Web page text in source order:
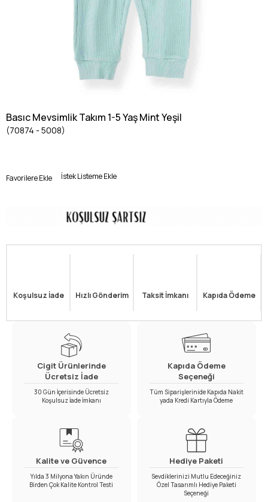
Basıc Mevsimlik Takım 1-5 Yaş Mint Yeşil
(70874 - 5008)
Favorilere Ekle İstek Listeme Ekle
Koşulsuz İade Hızlı Gönderim Taksit İmkanı Kapıda Ödeme
Cigit Ürünlerinde
Ücretsiz İade
30 Gün İçerisinde Ücretsiz
Koşulsuz İade İmkanı
Kapıda Ödeme
Seçeneği
Tüm Siparişlerinide Kapıda Nakit
yada Kredi Kartıyla Ödeme
Kalite ve Güvence
Yılda 3 Milyona Yakın Üründe
Birden Çok Kalite Kontrol Testi
Hediye Paketi
Sevdiklerinizi Mutlu Edeceğiniz
Özel Tasarımlı Hediye Paketi
Seçeneği